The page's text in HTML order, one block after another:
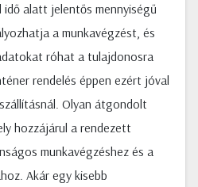
alatt jelentős mennyiségű
a munkavégzést, és
róhat a tulajdonosra
rendelés éppen ezért jóval
Olyan átgondolt
hozzájárul a rendezett
munkavégzéshez és a
Akár egy kisebb